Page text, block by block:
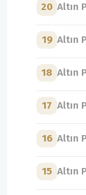
20 Altın
19 Altın
18 Altın
17 Altın
16 Altın
15 Altın